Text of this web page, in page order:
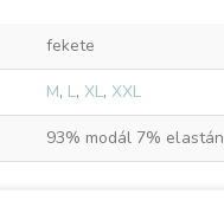
fekete
M, L, XL,XXL
93% modál 7% elastán